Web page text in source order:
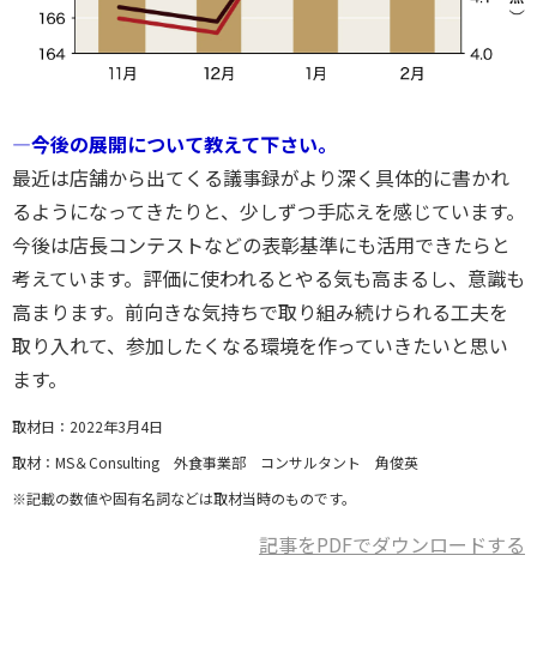
―今後の展開について教えて下さい。
最近は店舗から出てくる議事録がより深く具体的に書かれ
るようになってきたりと、少しずつ手応えを感じています。
今後は店長コンテストなどの表彰基準にも活用できたらと
考えています。評価に使われるとやる気も高まるし、意識も
高まります。前向きな気持ちで取り組み続けられる工夫を
取り入れて、参加したくなる環境を作っていきたいと思い
ます。
取材日：2022年3月4日
取材：MS＆Consulting 外食事業部 コンサルタント 角俊英
※記載の数値や固有名詞などは取材当時のものです。
記事をPDFでダウンロードする